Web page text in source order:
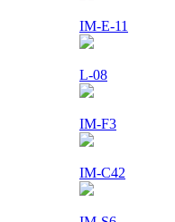
IM-E-11
L-08
IM-F3
IM-C42